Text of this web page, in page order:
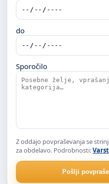
do
Sporočilo
Z oddajo povpraševanja se
za obdelavo. Podrobnosti:
Pošlji